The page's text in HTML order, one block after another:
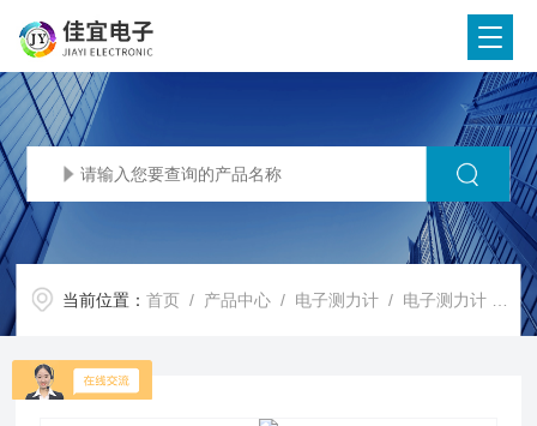
当前位置：首页 / 产品中心 / 电子测力计 / 电子测力计